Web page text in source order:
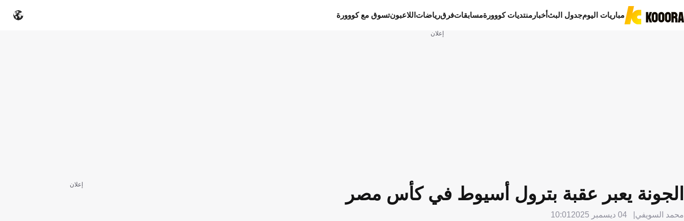
مباريات اليومجدول البثأخبار منتديات كووورةمسابقاتفرقرياضات اللاعبونتسوق مع كووورة
إعلان
الجونة يعبر عقبة بترول أسيوط في كأس مصر
محمد السويفي 04 ديسمبر 2025 10:01
إعلان